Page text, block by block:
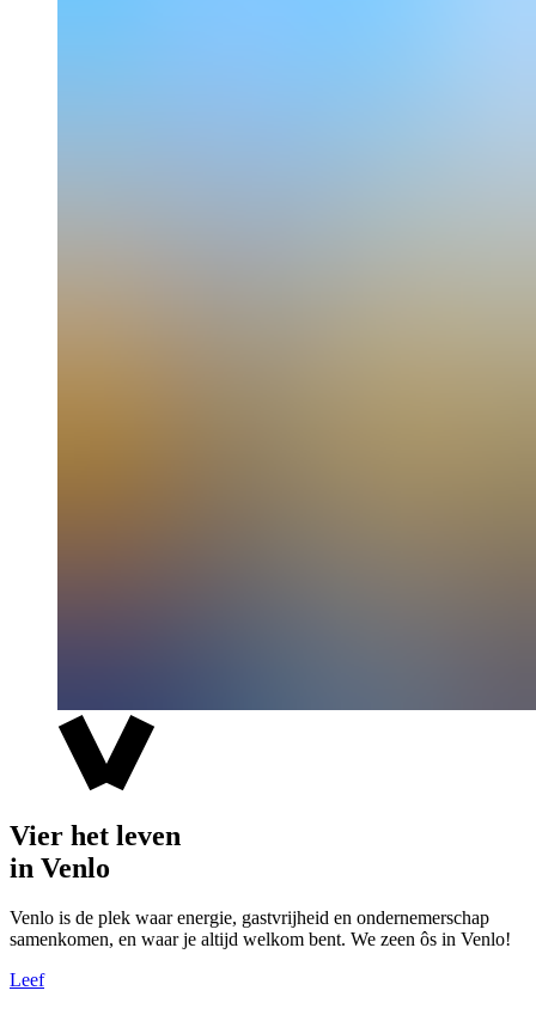
Vier het leven
in Venlo
Venlo is de plek waar energie, gastvrijheid en ondernemerschap
samenkomen, en waar je altijd welkom bent. We zeen ôs in Venlo!
Leef